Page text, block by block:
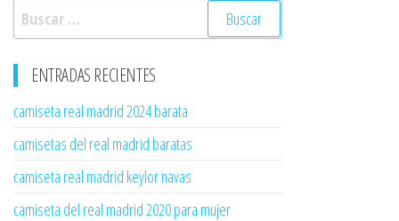
Buscar:
ENTRADAS RECIENTES
camiseta real madrid 2024 barata
camisetas del real madrid baratas
camiseta real madrid keylor navas
camiseta del real madrid 2020 para mujer